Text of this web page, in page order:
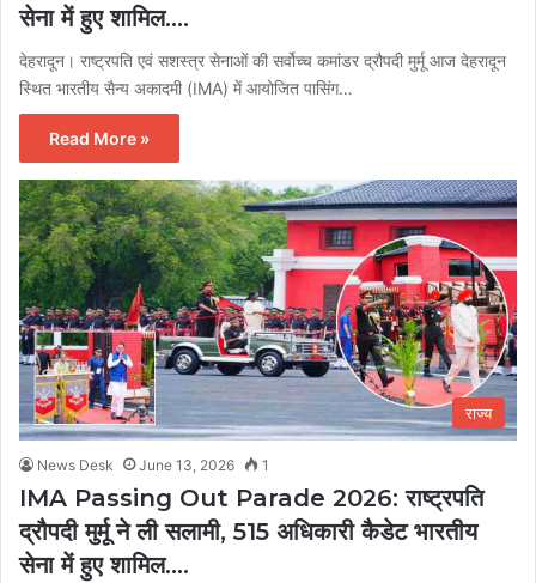
सेना में हुए शामिल….
देहरादून। राष्ट्रपति एवं सशस्त्र सेनाओं की सर्वोच्च कमांडर द्रौपदी मुर्मू आज देहरादून
स्थित भारतीय सैन्य अकादमी (IMA) में आयोजित पासिंग…
Read More »
राज्य
News Desk June 13, 2026 1
IMA Passing Out Parade 2026: राष्ट्रपति
द्रौपदी मुर्मू ने ली सलामी, 515 अधिकारी कैडेट भारतीय
सेना में हुए शामिल….